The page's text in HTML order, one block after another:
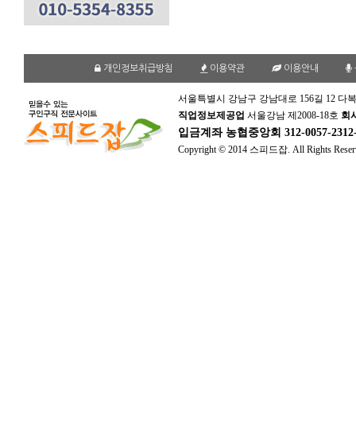
개인정보취급방침 이용약관 이용안내
서울특별시 강남구 강남대로 156길 12 다
직업정보제공업 서울강남 제2008-18호 회
입금계좌 농협중앙회 312-0057-
Copyright © 2014 스피드잡. All Rights